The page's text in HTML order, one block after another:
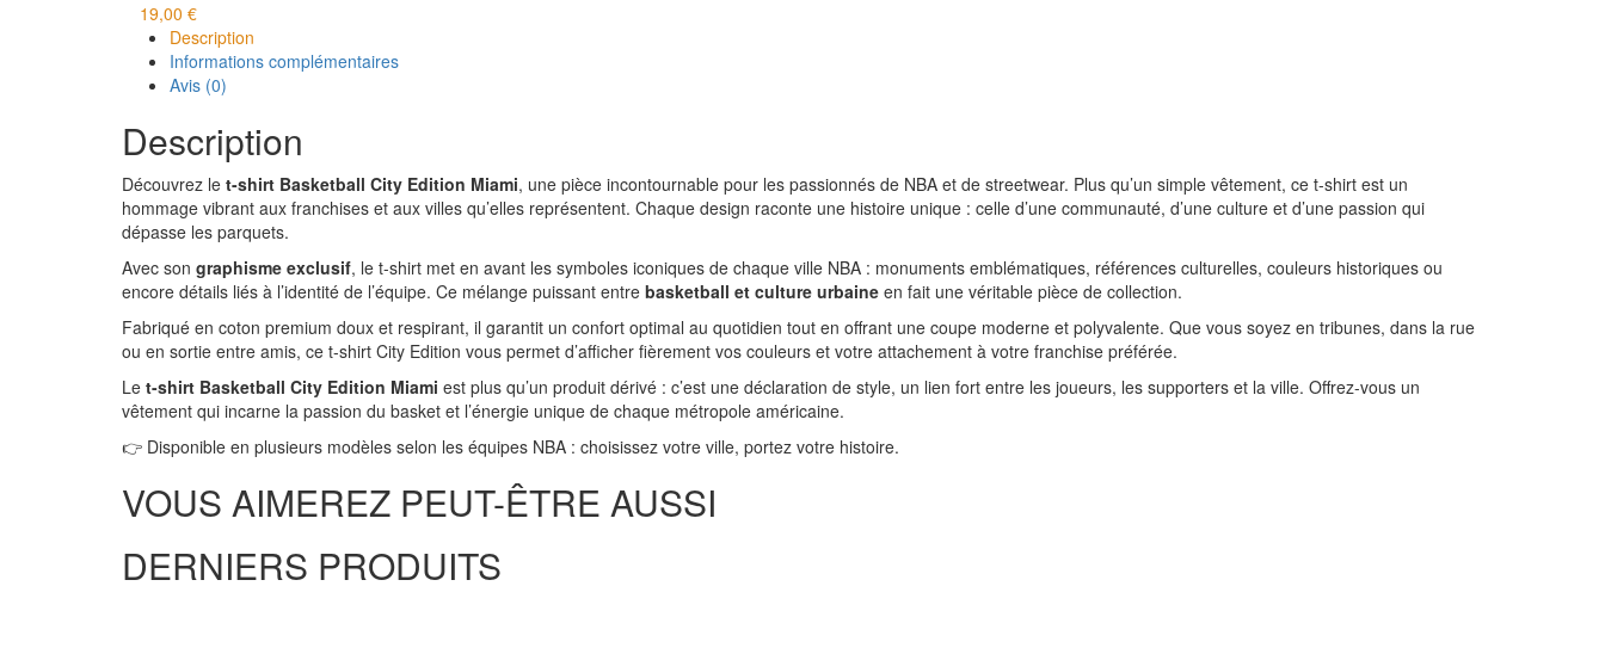
19,00 €
Description
Informations complémentaires
Avis (0)
Description
Découvrez le t-shirt Basketball City Edition Miami, une pièce incontournable pour les passionnés de NBA et de streetwear. Plus qu’un simple vêtement, ce t-shirt est un
hommage vibrant aux franchises et aux villes qu’elles représentent. Chaque design raconte une histoire unique : celle d’une communauté, d’une culture et d’une passion qui
dépasse les parquets.
Avec son graphisme exclusif, le t-shirt met en avant les symboles iconiques de chaque ville NBA : monuments emblématiques, références culturelles, couleurs historiques ou
encore détails liés à l’identité de l’équipe. Ce mélange puissant entre basketball et culture urbaine en fait une véritable pièce de collection.
Fabriqué en coton premium doux et respirant, il garantit un confort optimal au quotidien tout en offrant une coupe moderne et polyvalente. Que vous soyez en tribunes, dans la rue
ou en sortie entre amis, ce t-shirt City Edition vous permet d’afficher fièrement vos couleurs et votre attachement à votre franchise préférée.
Le t-shirt Basketball City Edition Miami est plus qu’un produit dérivé : c’est une déclaration de style, un lien fort entre les joueurs, les supporters et la ville. Offrez-vous un
vêtement qui incarne la passion du basket et l’énergie unique de chaque métropole américaine.
👉 Disponible en plusieurs modèles selon les équipes NBA : choisissez votre ville, portez votre histoire.
VOUS AIMEREZ PEUT-ÊTRE AUSSI
DERNIERS PRODUITS